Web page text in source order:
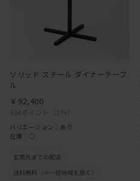
ソリッド スチール ダイナーテーブ
ル
924ポイント （1％）
￥92,400
バリエーション：あり
在庫：○